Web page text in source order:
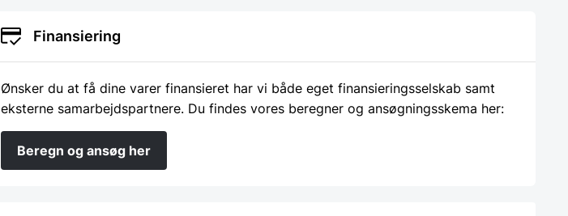
cm
Vægt
600kg
25,7
antal
Finansiering
Ønsker du at få dine varer finansieret har vi både eget finansieringsselskab samt
eksterne samarbejdspartnere. Du findes vores beregner og ansøgningsskema her:
Beregn og ansøg her